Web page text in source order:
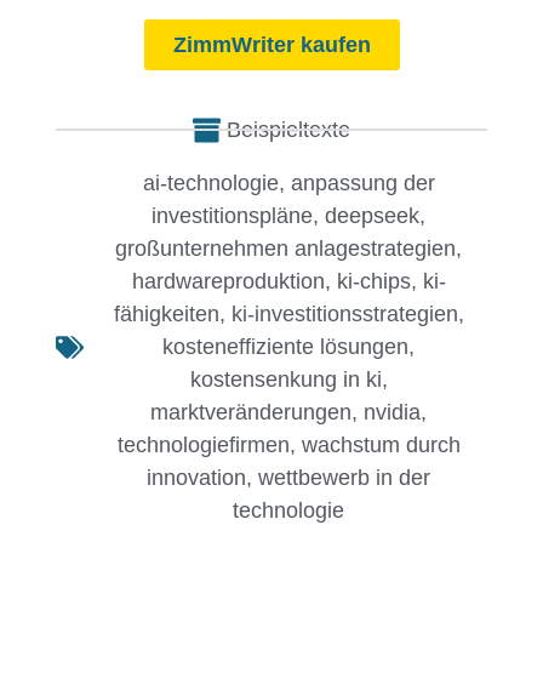
ZimmWriter kaufen
Beispieltexte
ai-technologie, anpassung der
investitionspläne, deepseek,
großunternehmen anlagestrategien,
hardwareproduktion, ki-chips, ki-
fähigkeiten, ki-investitionsstrategien,
kosteneffiziente lösungen,
kostensenkung in ki,
marktveränderungen, nvidia,
technologiefirmen, wachstum durch
innovation, wettbewerb in der
technologie